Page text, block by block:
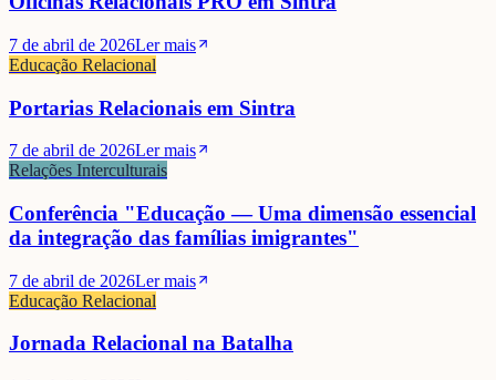
7 de abril de 2026Ler mais
Educação Relacional
Portarias Relacionais em Sintra
7 de abril de 2026Ler mais
Relações Interculturais
Conferência "Educação — Uma dimensão essencial
da integração das famílias imigrantes"
7 de abril de 2026Ler mais
Educação Relacional
Jornada Relacional na Batalha